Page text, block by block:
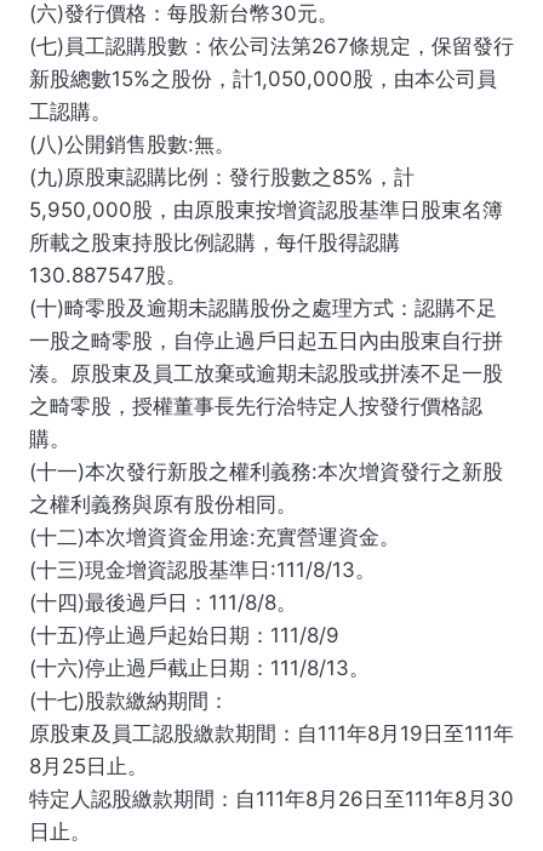
(六)發行價格：每股新台幣30元。
(七)員工認購股數：依公司法第267條規定，保留發行
新股總數15%之股份，計1,050,000股，由本公司員
工認購。
(八)公開銷售股數:無。
(九)原股東認購比例：發行股數之85%，計
5,950,000股，由原股東按增資認股基準日股東名簿
所載之股東持股比例認購，每仟股得認購
130.887547股。
(十)畸零股及逾期未認購股份之處理方式：認購不足
一股之畸零股，自停止過戶日起五日內由股東自行拼
湊。原股東及員工放棄或逾期未認股或拼湊不足一股
之畸零股，授權董事長先行洽特定人按發行價格認
購。
(十一)本次發行新股之權利義務:本次增資發行之新股
之權利義務與原有股份相同。
(十二)本次增資資金用途:充實營運資金。
(十三)現金增資認股基準日:111/8/13。
(十四)最後過戶日：111/8/8。
(十五)停止過戶起始日期：111/8/9
(十六)停止過戶截止日期：111/8/13。
(十七)股款繳納期間：
原股東及員工認股繳款期間：自111年8月19日至111年
8月25日止。
特定人認股繳款期間：自111年8月26日至111年8月30
日止。